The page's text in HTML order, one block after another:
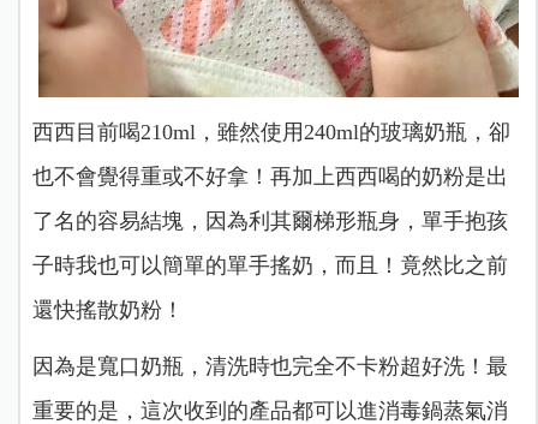
西西目前喝210ml，雖然使用240ml的玻璃奶瓶，卻
也不會覺得重或不好拿！再加上西西喝的奶粉是出
了名的容易結塊，因為利其爾梯形瓶身，單手抱孩
子時我也可以簡單的單手搖奶，而且！竟然比之前
還快搖散奶粉！
因為是寬口奶瓶，清洗時也完全不卡粉超好洗！最
重要的是，這次收到的產品都可以進消毒鍋蒸氣消